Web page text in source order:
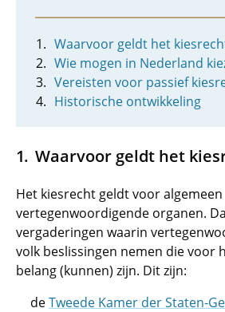
Waarvoor geldt het
Wie mogen in Nederland
Vereisten voor passief
Historische ontwikkeling
Waarvoor geldt het
Het kiesrecht geldt voor algemeen
vertegenwoordigende organen.
vergaderingen waarin
volk beslissingen nemen die voor
belang (kunnen) zijn. Dit zijn:
deTweede Kamer der Staten-